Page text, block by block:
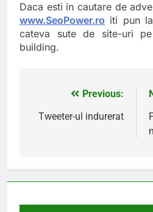
Daca esti in cautare de
www.SeoPower.ro iti pun
cateva sute de site-uri
building.
Navigare
în
Previous:
Tweeter-ul indurerat